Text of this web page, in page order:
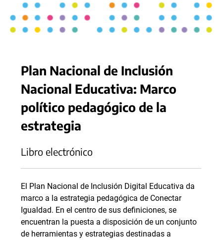
Plan Nacional de Inclusión
Nacional Educativa: Marco
político pedagógico de la
estrategia
Libro electrónico
El Plan Nacional de Inclusión Digital Educativa da
marco a la estrategia pedagógica de Conectar
Igualdad. En el centro de sus definiciones, se
encuentran la puesta a disposición de un conjunto
de herramientas y estrategias destinadas a